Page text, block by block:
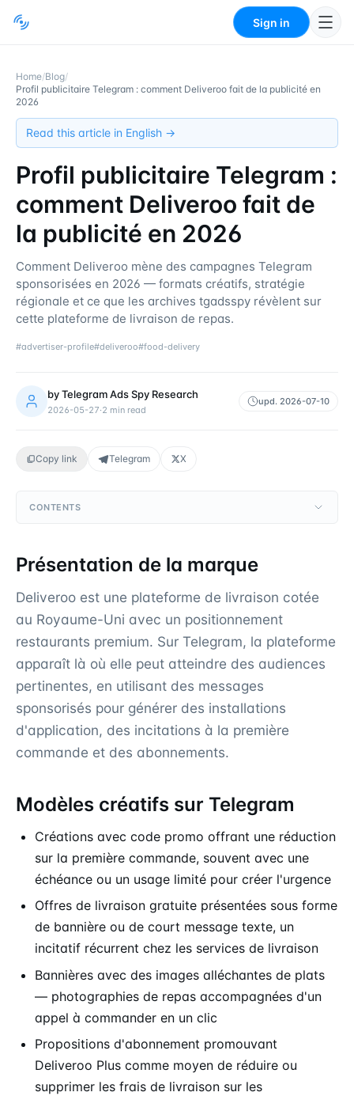
Sign in
Home/Blog/
Profil publicitaire Telegram : comment Deliveroo fait de la publicité en
2026
Read this article in English →
Profil publicitaire Telegram :
comment Deliveroo fait de
la publicité en 2026
Comment Deliveroo mène des campagnes Telegram
sponsorisées en 2026 — formats créatifs, stratégie
régionale et ce que les archives tgadsspy révèlent sur
cette plateforme de livraison de repas.
#advertiser-profile#deliveroo#food-delivery
byTelegram Ads Spy Research
2026-05-27·2 min read
upd. 2026-07-10
Copy link Telegram X
CONTENTS
Présentation de la marque
Deliveroo est une plateforme de livraison cotée
au Royaume-Uni avec un positionnement
restaurants premium. Sur Telegram, la plateforme
apparaît là où elle peut atteindre des audiences
pertinentes, en utilisant des messages
sponsorisés pour générer des installations
d'application, des incitations à la première
commande et des abonnements.
Modèles créatifs sur Telegram
Créations avec code promo offrant une réduction
sur la première commande, souvent avec une
échéance ou un usage limité pour créer l'urgence
Offres de livraison gratuite présentées sous forme
de bannière ou de court message texte, un
incitatif récurrent chez les services de livraison
Bannières avec des images alléchantes de plats
— photographies de repas accompagnées d'un
appel à commander en un clic
Propositions d'abonnement promouvant
Deliveroo Plus comme moyen de réduire ou
supprimer les frais de livraison sur les